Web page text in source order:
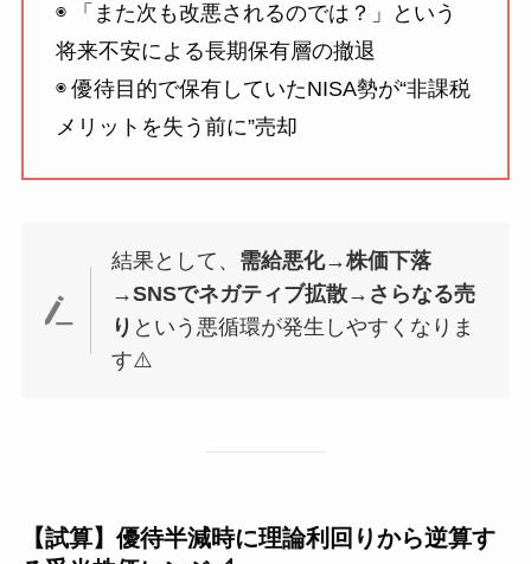
◉ 「また次も改悪されるのでは？」という
将来不安による長期保有層の撤退
◉ 優待目的で保有していたNISA勢が“非課税
メリットを失う前に”売却
結果として、 需給悪化→株価下落
→SNSでネガティブ拡散→さらなる売
り という悪循環が発生しやすくなりま
す⚠️
【試算】優待半減時に理論利回りから逆算す